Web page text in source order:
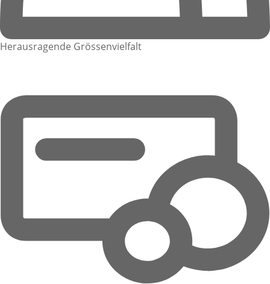
Herausragende Grössenvielfalt